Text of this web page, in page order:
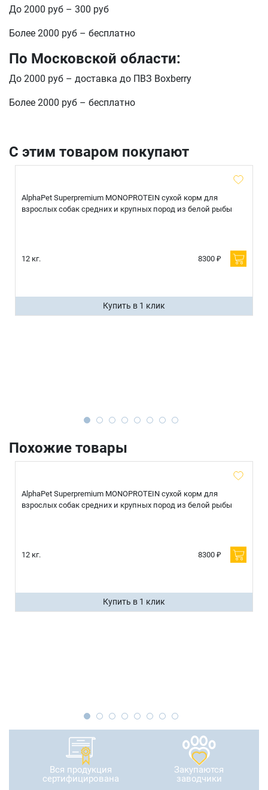
До 2000 руб – 300 руб
Более 2000 руб – бесплатно
По Московской области:
До 2000 руб – доставка до ПВЗ Boxberry
Более 2000 руб – бесплатно
С этим товаром покупают
AlphaPet Superpremium MONOPROTEIN сухой корм для
взрослых собак средних и крупных пород из белой рыбы
12 кг. 8300 ₽
Купить в 1 клик
Похожие товары
AlphaPet Superpremium MONOPROTEIN сухой корм для
взрослых собак средних и крупных пород из белой рыбы
12 кг. 8300 ₽
Купить в 1 клик
Вся продукция
сертифицирована
Закупаются
заводчики
Оформить заказ
E-mail
отправить